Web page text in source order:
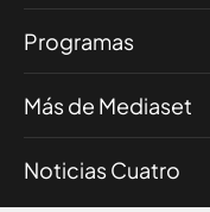
Programas
Más de Mediaset
Noticias Cuatro